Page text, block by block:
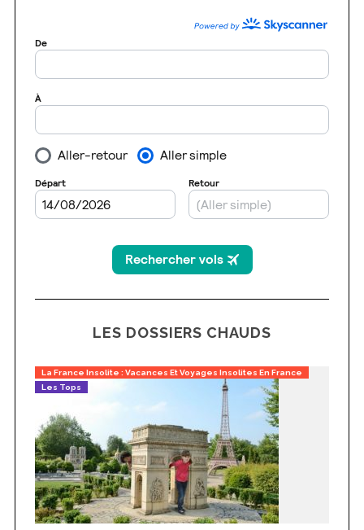
LES DOSSIERS CHAUDS
La France Insolite : Vacances Et Voyages Insolites En France
Les Tops